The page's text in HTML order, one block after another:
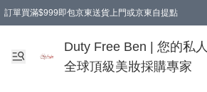
訂單買滿$999即包京東送貨上門或京東自提點
Duty Free Ben | 您的私人
全球頂級美妝採購專家